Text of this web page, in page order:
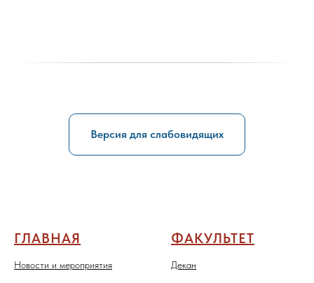
Версия для слабовидящих
ГЛАВНАЯ
Новости и мероприятия
ФАКУЛЬТЕТ
Декан